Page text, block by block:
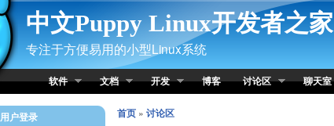
中文Puppy Linux开发者之家
专注于方便易用的小型Linux系统
软件 文档 开发 博客 讨论区 聊天室
首页» 讨论区
用户登录